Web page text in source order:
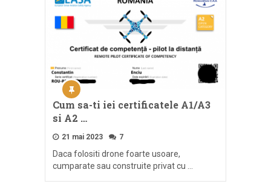
Cum sa-ti iei certificatele A1/A3
si A2 …
21 mai 2023 7
Daca folositi drone foarte usoare,
cumparate sau construite privat cu …